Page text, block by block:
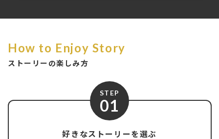
How to Enjoy Story
ストーリーの楽しみ方
STEP
01
好きなストーリーを選ぶ